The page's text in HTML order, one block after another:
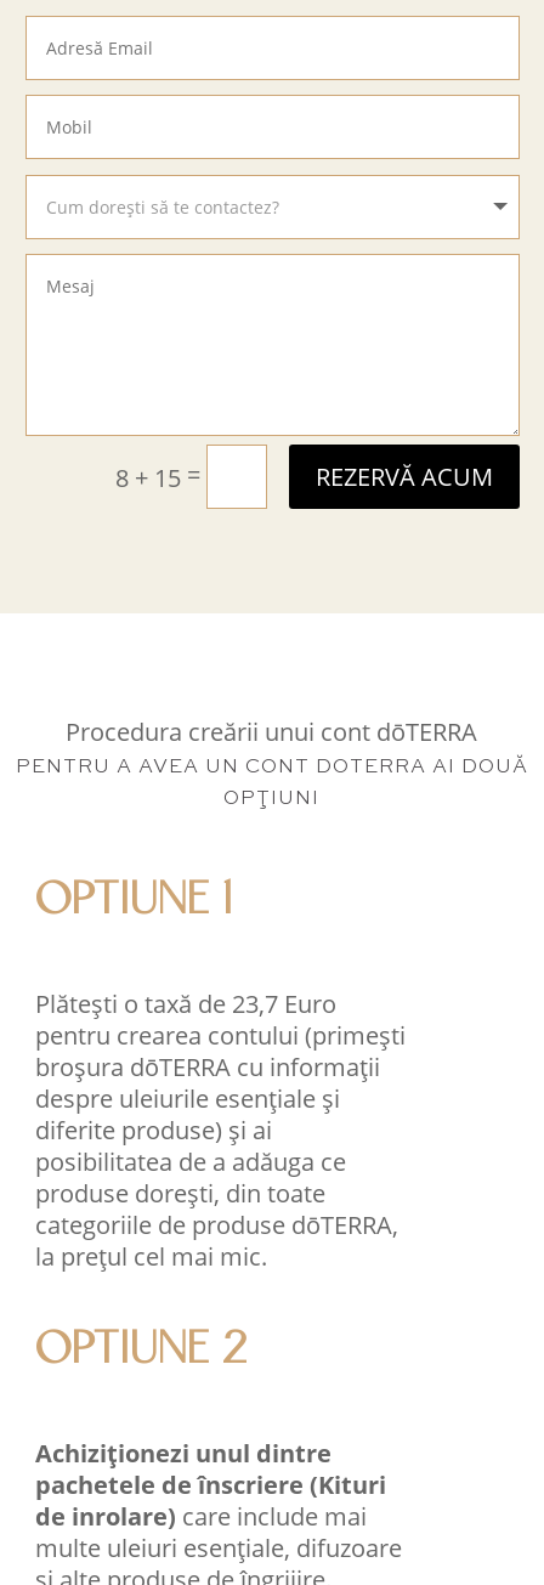
8 + 15 = REZERVĂ ACUM
Procedura creării unui cont dōTERRA
PENTRU A AVEA UN CONT DOTERRA AI DOUĂ
OPŢIUNI
OPTIUNE 1
Plătești o taxă de 23,7 Euro
pentru crearea contului (primești
broșura dōTERRA cu informații
despre uleiurile esențiale și
diferite produse) și ai
posibilitatea de a adăuga ce
produse dorești, din toate
categoriile de produse dōTERRA,
la prețul cel mai mic.
OPTIUNE 2
Achiziționezi unul dintre
pachetele de înscriere (Kituri
de inrolare) care include mai
multe uleiuri esenţiale, difuzoare